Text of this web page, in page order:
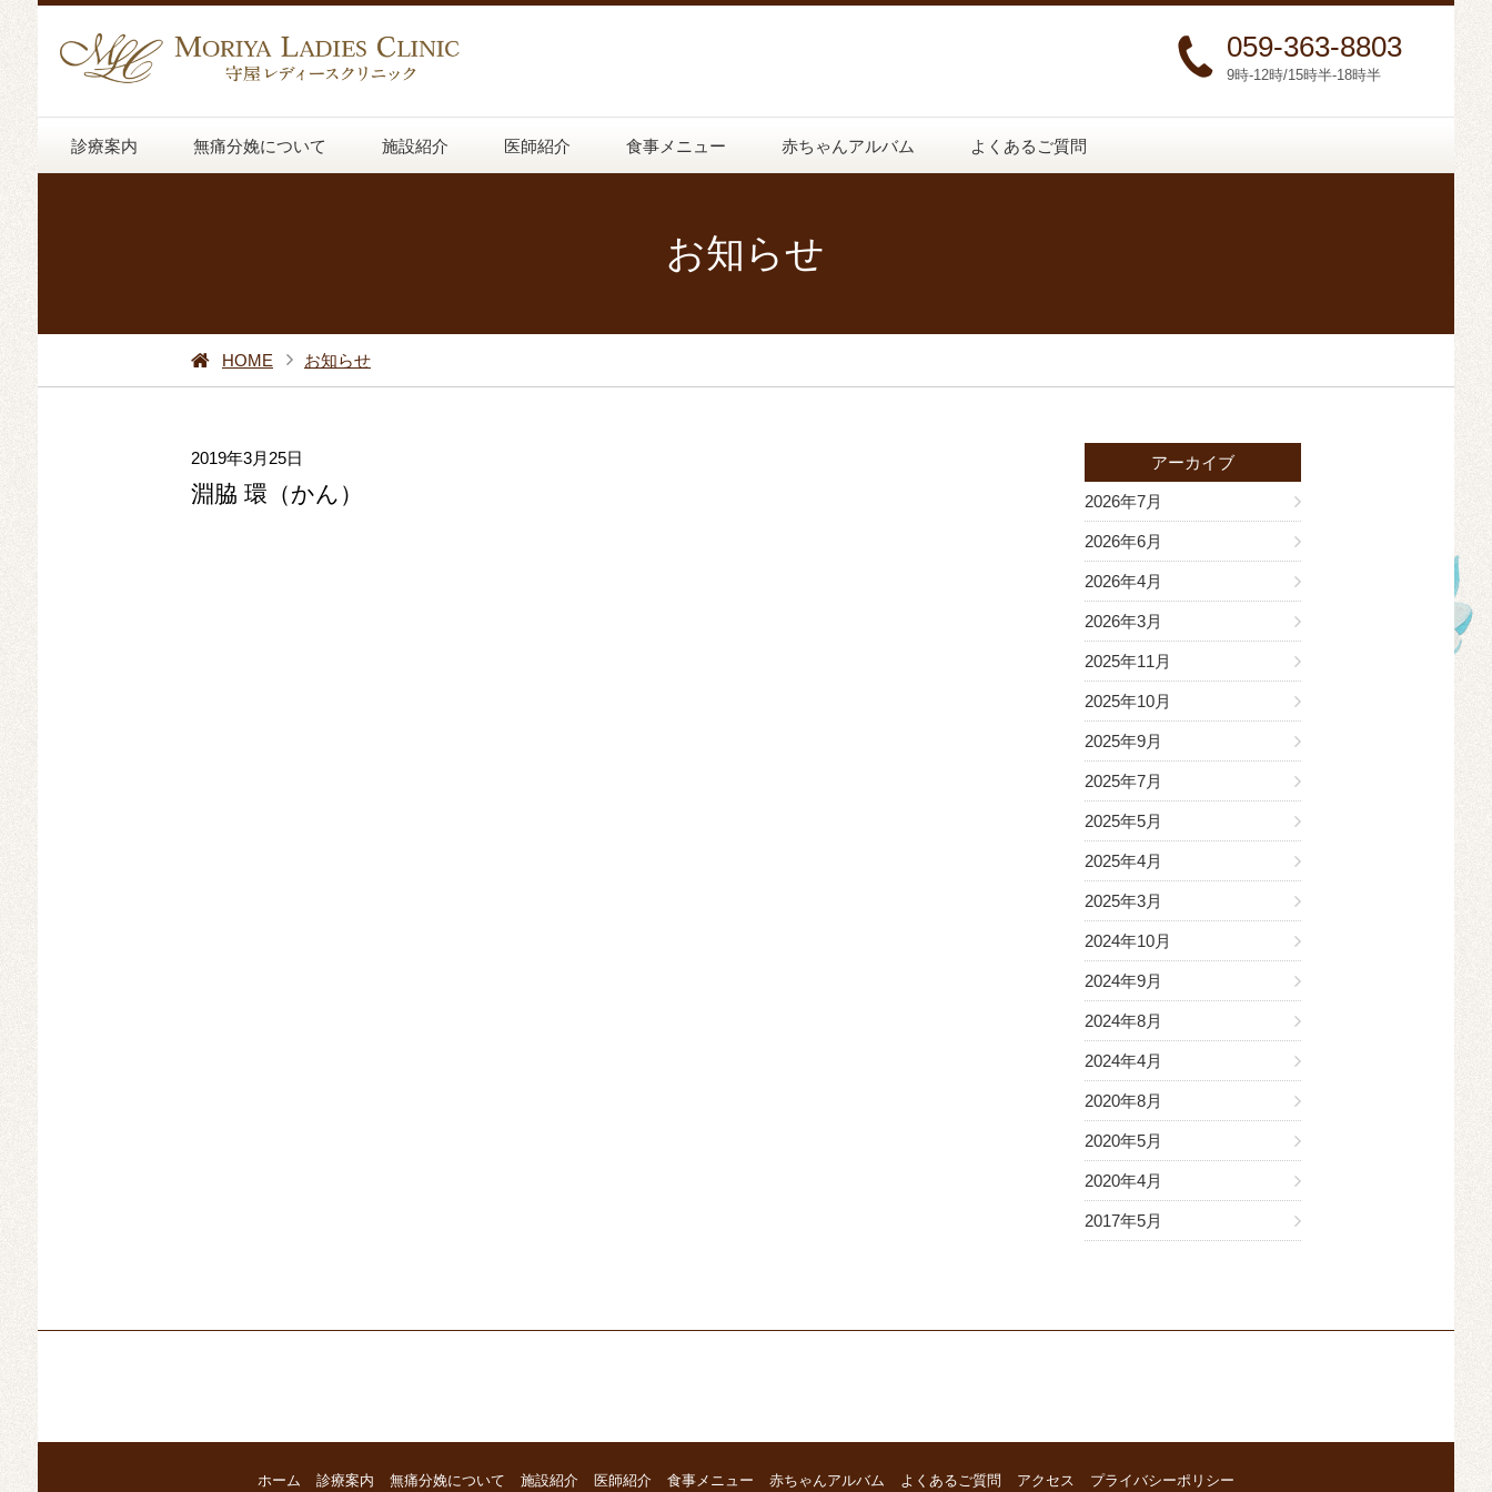
059-363-8803
9時-12時/15時半-18時半
診療案内 無痛分娩について 施設紹介 医師紹介 食事メニュー 赤ちゃんアルバム よくあるご質問
お知らせ
HOME お知らせ
2019年3月25日
淵脇 環（かん）
アーカイブ
2026年7月
2026年6月
2026年4月
2026年3月
2025年11月
2025年10月
2025年9月
2025年7月
2025年5月
2025年4月
2025年3月
2024年10月
2024年9月
2024年8月
2024年4月
2020年8月
2020年5月
2020年4月
2017年5月
ホーム 診療案内 無痛分娩について 施設紹介 医師紹介 食事メニュー 赤ちゃんアルバム よくあるご質問 アクセス プライバシーポリシー